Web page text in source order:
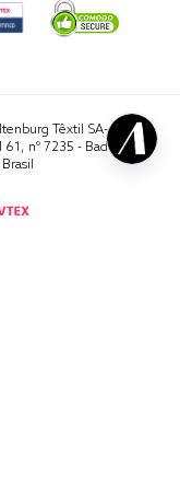
Têxtil SA- CNPJ
nº 7235 - Badenfurt,